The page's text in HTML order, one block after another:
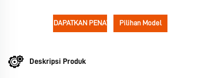
DAPATKAN PENAWARANPilihan Model
Deskripsi Produk